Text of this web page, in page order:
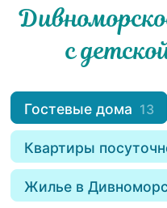
с
Гостевые дома 13
Квартиры
Жилье в